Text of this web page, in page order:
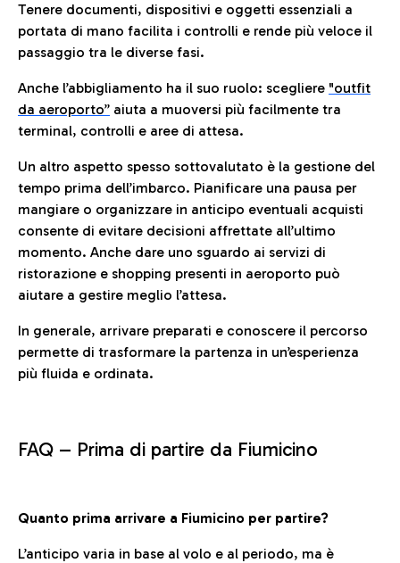
Tenere documenti, dispositivi e oggetti essenziali a
portata di mano facilita i controlli e rende più veloce il
passaggio tra le diverse fasi.
Anche l’abbigliamento ha il suo ruolo: scegliere "outfit
da aeroporto” aiuta a muoversi più facilmente tra
terminal, controlli e aree di attesa.
Un altro aspetto spesso sottovalutato è la gestione del
tempo prima dell’imbarco. Pianificare una pausa per
mangiare o organizzare in anticipo eventuali acquisti
consente di evitare decisioni affrettate all’ultimo
momento. Anche dare uno sguardo ai servizi di
ristorazione e shopping presenti in aeroporto può
aiutare a gestire meglio l’attesa.
In generale, arrivare preparati e conoscere il percorso
permette di trasformare la partenza in un’esperienza
più fluida e ordinata.
FAQ – Prima di partire da Fiumicino
Quanto prima arrivare a Fiumicino per partire?
L’anticipo varia in base al volo e al periodo, ma è